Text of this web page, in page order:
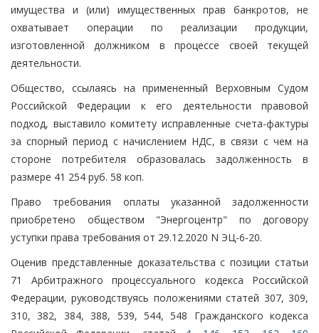
имущества и (или) имущественных прав банкротов, не
охватывает операции по реализации продукции,
изготовленной должником в процессе своей текущей
деятельности.
Общество, ссылаясь на примененный Верховным Судом
Российской Федерации к его деятельности правовой
подход, выставило комитету исправленные счета-фактуры
за спорный период с начислением НДС, в связи с чем на
стороне потребителя образовалась задолженность в
размере 41 254 руб. 58 коп.
Право требования оплаты указанной задолженности
приобретено обществом "Энергоцентр" по договору
уступки права требования от 29.12.2020 N ЭЦ-6-20.
Оценив представленные доказательства с позиции статьи
71 Арбитражного процессуального кодекса Российской
Федерации, руководствуясь положениями статей 307, 309,
310, 382, 384, 388, 539, 544, 548 Гражданского кодекса